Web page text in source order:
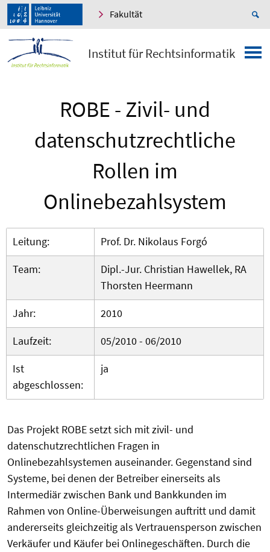
Fakultät
Institut für Rechtsinformatik
ROBE - Zivil- und
datenschutzrechtliche
Rollen im
Onlinebezahlsystem
Leitung:
Prof. Dr. Nikolaus Forgó
Team:
Dipl.-Jur. Christian Hawellek, RA
Thorsten Heermann
Jahr:
2010
Laufzeit:
05/2010 - 06/2010
Ist
abgeschlossen:
ja
Das Projekt ROBE setzt sich mit zivil- und
datenschutzrechtlichen Fragen in
Onlinebezahlsystemen auseinander. Gegenstand sind
Systeme, bei denen der Betreiber einerseits als
Intermediär zwischen Bank und Bankkunden im
Rahmen von Online-Überweisungen auftritt und damit
andererseits gleichzeitig als Vertrauensperson zwischen
Verkäufer und Käufer bei Onlinegeschäften. Durch die